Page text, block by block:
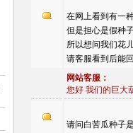
在网上看到有一
但是担心是假种
所以想问我们花
请客服看到后能
网站客服：
您好 我们的巨大
请问白苦瓜种子